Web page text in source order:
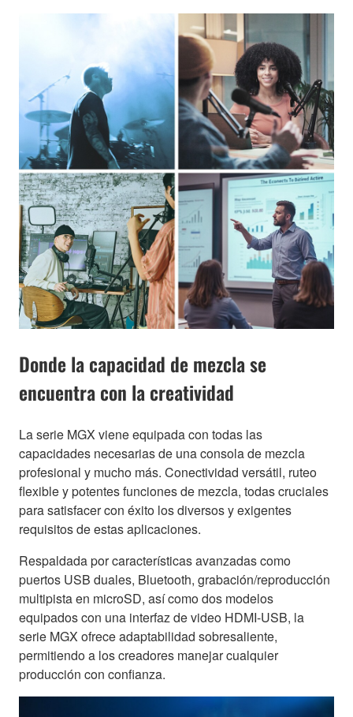
Donde la capacidad de mezcla se
encuentra con la creatividad
La serie MGX viene equipada con todas las
capacidades necesarias de una consola de mezcla
profesional y mucho más. Conectividad versátil, ruteo
flexible y potentes funciones de mezcla, todas cruciales
para satisfacer con éxito los diversos y exigentes
requisitos de estas aplicaciones.
Respaldada por características avanzadas como
puertos USB duales, Bluetooth, grabación/reproducción
multipista en microSD, así como dos modelos
equipados con una interfaz de video HDMI-USB, la
serie MGX ofrece adaptabilidad sobresaliente,
permitiendo a los creadores manejar cualquier
producción con confianza.